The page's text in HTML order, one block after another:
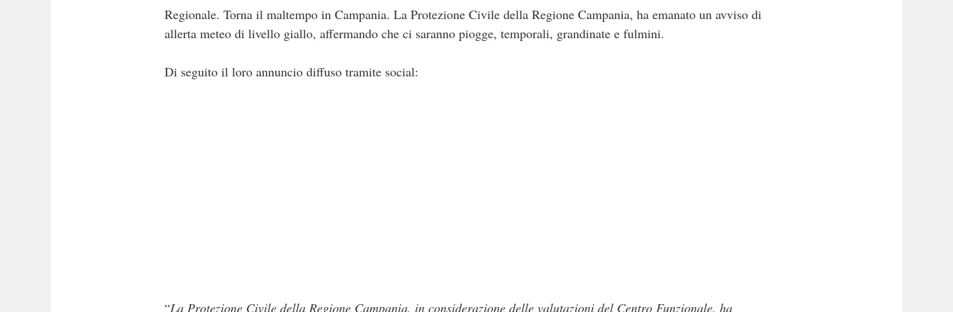
Regionale. Torna il maltempo in Campania. La Protezione Civile della Regione Campania, ha emanato un avviso di
allerta meteo di livello giallo, affermando che ci saranno piogge, temporali, grandinate e fulmini.
Di seguito il loro annuncio diffuso tramite social:
“La Protezione Civile della Regione Campania, in considerazione delle valutazioni del Centro Funzionale, ha